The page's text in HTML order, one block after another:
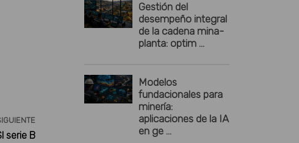
serie B
Gestión del
desempeño integral
de la cadena mina-
planta: optim ...
Modelos
fundacionales para
minería:
aplicaciones de la IA
en ge ...